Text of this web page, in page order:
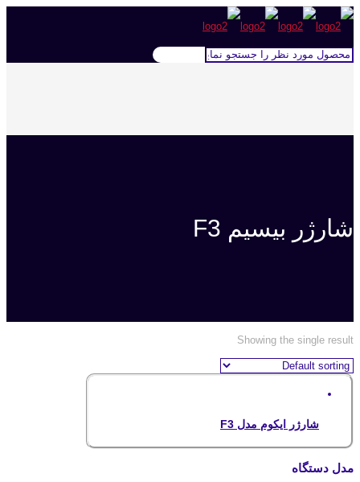
شارژر بیسیم F3
Showing the single result
شارژر ایکوم مدل F3
مدل دستگاه